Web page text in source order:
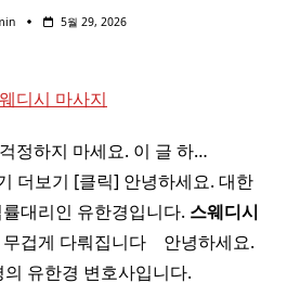
5월 29, 2026
디시 마사지
정하지 마세요. 이 글 하…
더보기 [클릭] 안녕하세요. 대한
대리인 유한경입니다. 스웨디시
겁게 다뤄집니다 ​ ​ ​ 안녕하세요.
유한경 변호사입니다.